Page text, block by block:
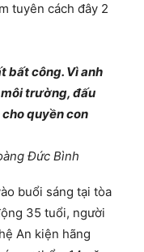
tuyên cách đây 2
bất công. Vì anh
trường, đấu
quyền con
Đức Bình
buổi sáng tại tòa
35 tuổi, người
An kiện hãng